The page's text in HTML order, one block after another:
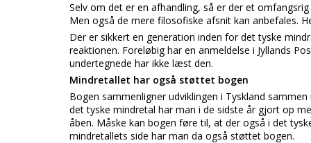
Selv om det er en afhandling, så er der et
Men også de mere filosofiske afsnit kan anbefales.
Der er sikkert en generation inden for det tyske
reaktionen. Foreløbig har en anmeldelse i Jyllands
undertegnede har ikke læst den.
Mindretallet har også støttet bogen
Bogen sammenligner udviklingen i Tyskland
det tyske mindretal har man i de sidste år gjort op
åben. Måske kan bogen føre til, at der også i det
mindretallets side har man da også støttet bogen.